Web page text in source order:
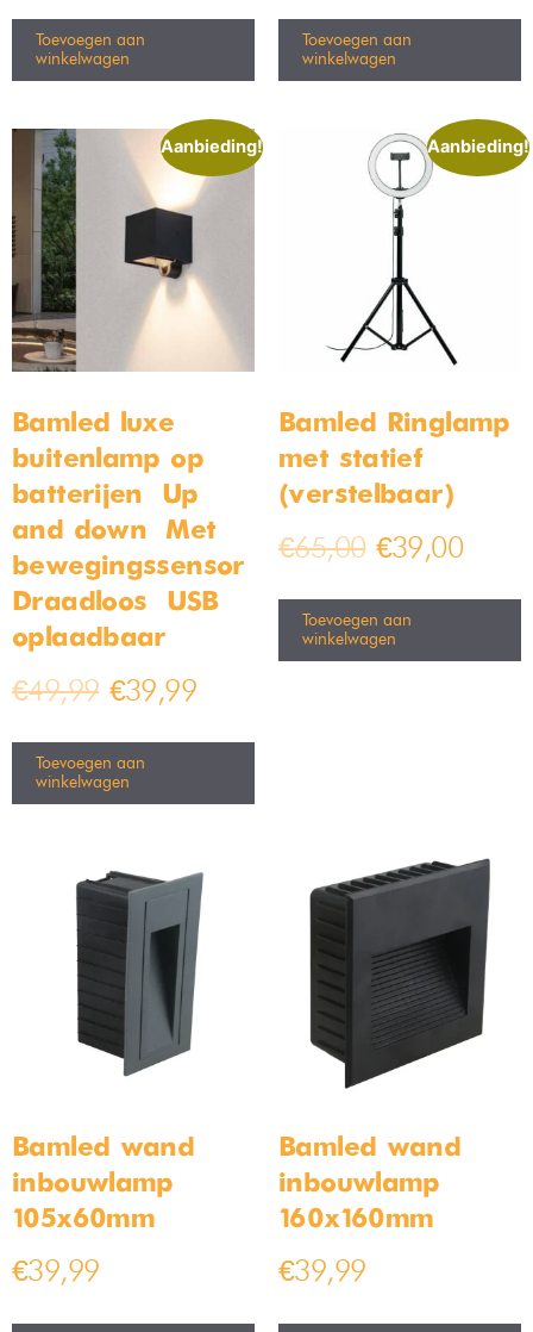
Toevoegen aan
winkelwagen
Toevoegen aan
winkelwagen
Aanbieding!
Bamled luxe
buitenlamp op
batterijen – Up
and down – Met
bewegingssensor –
Draadloos – USB
oplaadbaar
€49,99 €39,99
Toevoegen aan
winkelwagen
Aanbieding!
Bamled Ringlamp
met statief
(verstelbaar)
€65,00 €39,00
Toevoegen aan
winkelwagen
Bamled wand
inbouwlamp
105x60mm
€39,99
Bamled wand
inbouwlamp
160x160mm
€39,99